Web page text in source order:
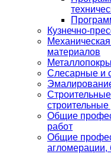
Кузнечно-
материалов
Слесарные и
Общие
работ
Общие
агломерации,